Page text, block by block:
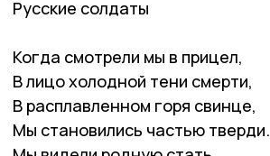
Русские солдаты
Когда смотрели мы в прицел,
В лицо холодной тени смерти,
В расплавленном горя свинце,
Мы становились частью тверди.